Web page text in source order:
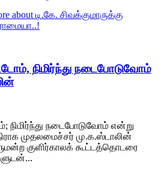
about டி.கே. சிவக்குமாருக்கு
நிமிர்ந்து நடைபோடுவோம்
நிமிர்ந்து நடைபோடுவோம் என்று
முதலமைச்சர் மு.க.ஸ்டாலின்
குளிர்காலக் கூட்டத்தொடரை